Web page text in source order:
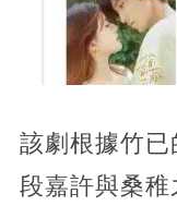
該劇根據竹
段嘉許與桑